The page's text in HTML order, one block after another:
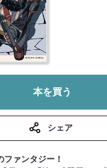
本を買う
シェア
ァンタジー！